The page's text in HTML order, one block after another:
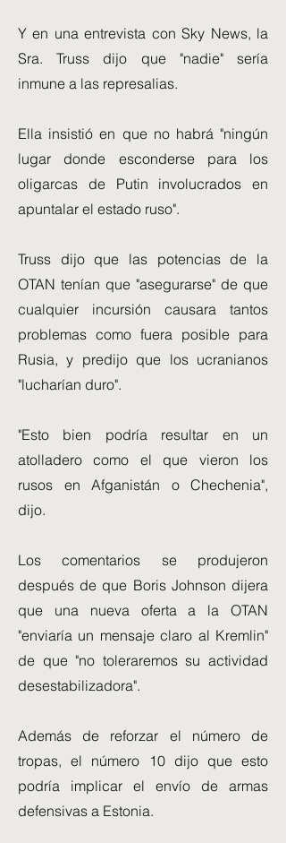
Y en una entrevista con Sky News, la
Sra. Truss dijo que "nadie" sería
inmune a las represalias.
Ella insistió en que no habrá "ningún
lugar donde esconderse para los
oligarcas de Putin involucrados en
apuntalar el estado ruso".
Truss dijo que las potencias de la
OTAN tenían que "asegurarse" de que
cualquier incursión causara tantos
problemas como fuera posible para
Rusia, y predijo que los ucranianos
"lucharían duro".
"Esto bien podría resultar en un
atolladero como el que vieron los
rusos en Afganistán o Chechenia",
dijo.
Los comentarios se produjeron
después de que Boris Johnson dijera
que una nueva oferta a la OTAN
"enviaría un mensaje claro al Kremlin"
de que "no toleraremos su actividad
desestabilizadora".
Además de reforzar el número de
tropas, el número 10 dijo que esto
podría implicar el envío de armas
defensivas a Estonia.